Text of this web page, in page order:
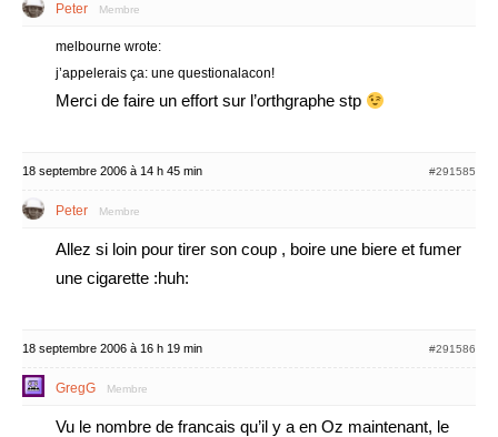
Peter Membre
melbourne wrote:
j’appelerais ça: une questionalacon!
Merci de faire un effort sur l’orthgraphe stp
18 septembre 2006 à 14 h 45 min #291585
Peter Membre
Allez si loin pour tirer son coup , boire une biere et fumer
une cigarette :huh:
18 septembre 2006 à 16 h 19 min #291586
GregG Membre
Vu le nombre de francais qu’il y a en Oz maintenant, le